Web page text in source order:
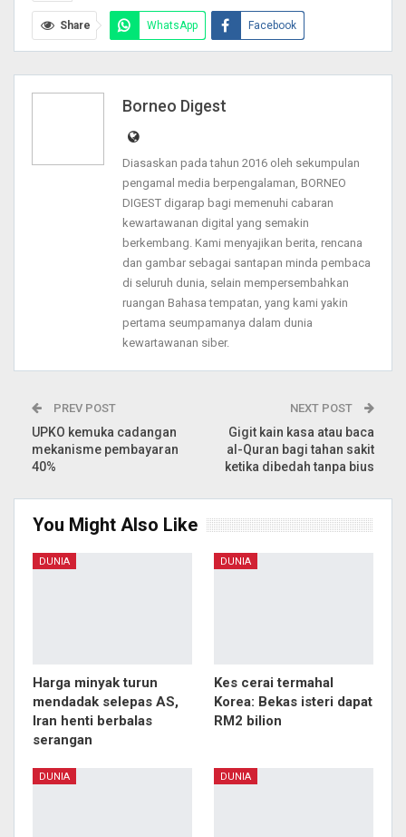
Share WhatsApp Facebook
Telegram Email
Borneo Digest
Diasaskan pada tahun 2016 oleh sekumpulan
pengamal media berpengalaman, BORNEO
DIGEST digarap bagi memenuhi cabaran
kewartawanan digital yang semakin
berkembang. Kami menyajikan berita, rencana
dan gambar sebagai santapan minda pembaca
di seluruh dunia, selain mempersembahkan
ruangan Bahasa tempatan, yang kami yakin
pertama seumpamanya dalam dunia
kewartawanan siber.
PREV POST
UPKO kemuka cadangan
mekanisme pembayaran
40%
NEXT POST
Gigit kain kasa atau baca
al-Quran bagi tahan sakit
ketika dibedah tanpa bius
You Might Also Like
DUNIA
Harga minyak turun
mendadak selepas AS,
Iran henti berbalas
serangan
DUNIA
Kes cerai termahal
Korea: Bekas isteri dapat
RM2 bilion
DUNIA DUNIA